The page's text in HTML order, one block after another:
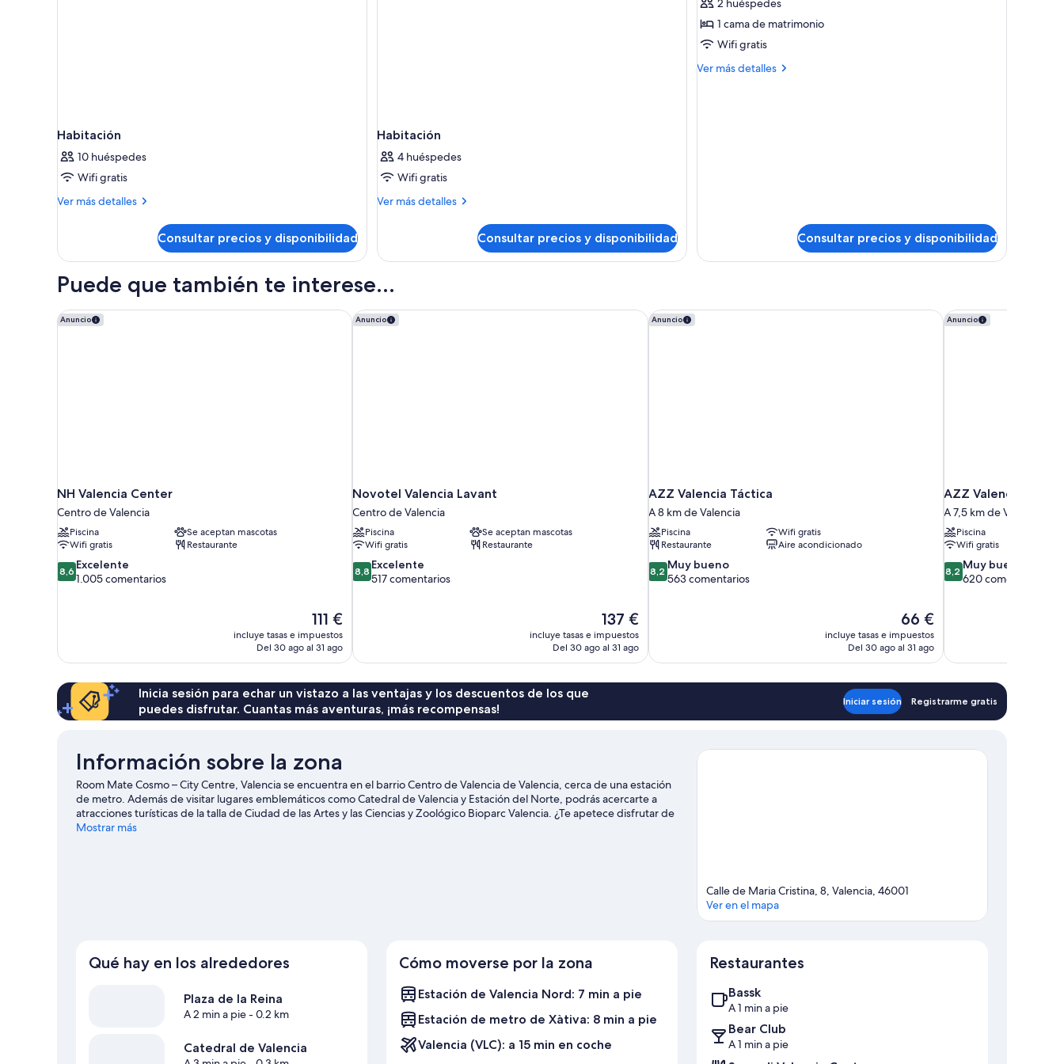
Habitación
10 huéspedes
Wifi gratis
Ver más detalles
Más
Consultar precios y disponibilidad
Habitación
4 huéspedes
Wifi gratis
Ver más detalles
Más
Consultar precios y disponibilidad
fotos
de
DOUBLE
STANDARD
2 huéspedes
1 cama de matrimonio
Wifi gratis
Ver más detalles
Más
Consultar precios y disponibilidad
Puede que también te interese...
Anuncio
NH Valencia Center
Centro de Valencia
Piscina
Se aceptan mascotas
Wifi gratis
Restaurante
8.6
sobre
8,6 Excelente
1.005 comentarios
El
precio
actual
111 €
111 €
incluye tasas e impuestos
Del 30 ago al 31 ago
NH Valencia Center Anuncio
Novotel Valencia Lavant
Centro de Valencia
Piscina
Se aceptan mascotas
Wifi gratis
Restaurante
8.8
sobre
8,8 Excelente
517 comentarios
El
precio
actual
137 €
137 €
incluye tasas e impuestos
Del 30 ago al 31 ago
Novotel Valencia Lavant Anuncio
AZZ Valencia Táctica
A 8 km de Valencia
Piscina
Wifi gratis
Restaurante
Aire acondicionado
8.2
sobre
8,2 Muy bueno
563 comentarios
El
precio
actual
66 €
66 €
incluye tasas e impuestos
Del 30 ago al 31 ago
AZZ Valencia Táctica Anuncio
AZZ Valencia
A 7,5 km de Valencia
Piscina
Wifi gratis
8.2
sobre
8,2 Muy bueno
620 comentarios
AZZ Valencia
Inicia sesión para echar un vistazo a las ventajas y los descuentos de los que
puedes disfrutar. Cuantas más aventuras, ¡más recompensas!
Iniciar sesión Registrarme gratis
Información sobre la zona
Room Mate Cosmo – City Centre, Valencia se encuentra en el barrio Centro de Valencia de Valencia, cerca de una estación
de metro. Además de visitar lugares emblemáticos como Catedral de Valencia y Estación del Norte, podrás acercarte a
atracciones turísticas de la talla de Ciudad de las Artes y las Ciencias y Zoológico Bioparc Valencia. ¿Te apetece disfrutar de
un evento especial? Puedes buscar el calendario de Estadio de Mestalla. Si quieres opciones para una noche diferente,
Mostrar más
Calle de Maria Cristina, 8, Valencia, 46001
Ver en el mapa
Qué hay en los alrededores
Plaza de la Reina
A 2 min a pie- 0.2 km
Catedral de Valencia
Cómo moverse por la zona
Estación de Valencia Nord: 7 min a pie
Estación de metro de Xàtiva: 8 min a pie
Valencia (VLC): a 15 min en coche
Restaurantes
Bassk
A 1 min a pie
Bear Club
A 1 min a pie